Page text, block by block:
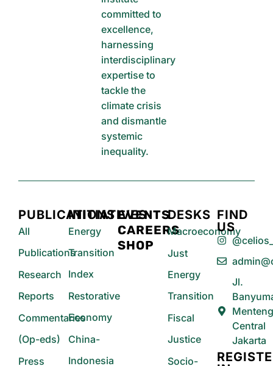
committed to
excellence,
harnessing
interdisciplinary
expertise to
tackle the
climate crisis
and dismantle
systemic
inequality.
PUBLICATIONS
All
Publications
Research
Reports
Commentaries
(Op-eds)
Press
INITIATIVES
Energy
Transition
Index
Restorative
Economy
China-
Indonesia
EVENTS
CAREERS
SHOP
DESKS
Macroeconomy
Just
Energy
Transition
Fiscal
Justice
Socio-
FIND
US
Jl.
Central
Jakarta